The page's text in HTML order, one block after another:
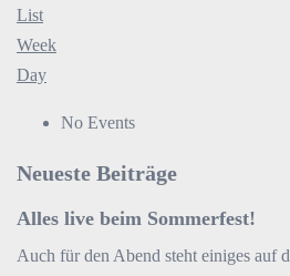
List
Week
Day
No Events
Neueste Beiträge
Alles live beim Sommerfest!
Auch für den Abend steht einiges auf